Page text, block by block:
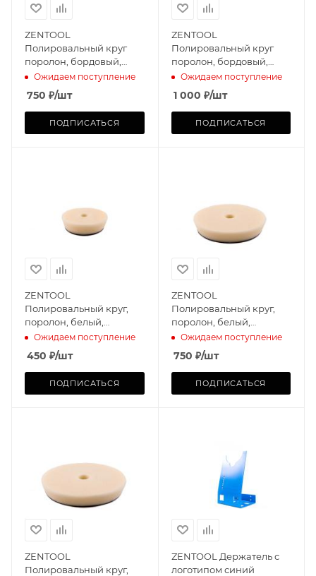
ZENTOOL
Полировальный круг
поролон, бордовый,
полирующий Foam
Machine 125mm
Ожидаем поступление
750 ₽/шт
ПОДПИСАТЬСЯ
ZENTOOL
Полировальный круг
поролон, бордовый,
полирующий Foam
Machine 150mm
Ожидаем поступление
1 000 ₽/шт
ПОДПИСАТЬСЯ
ZENTOOL
Полировальный круг,
поролон, белый,
режущий Foam Machine
Ожидаем поступление
450 ₽/шт
ПОДПИСАТЬСЯ
ZENTOOL
Полировальный круг,
поролон, белый,
режущий Foam Machine
125mm
Ожидаем поступление
750 ₽/шт
ПОДПИСАТЬСЯ
ZENTOOL
Полировальный круг,
ZENTOOL Держатель с
логотипом синий